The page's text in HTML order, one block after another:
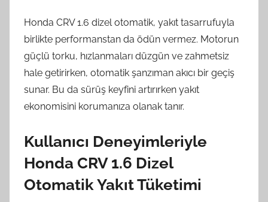
Honda CRV 1.6 dizel otomatik, yakıt tasarrufuyla
birlikte performanstan da ödün vermez. Motorun
güçlü torku, hızlanmaları düzgün ve zahmetsiz
hale getirirken, otomatik şanzıman akıcı bir geçiş
sunar. Bu da sürüş keyfini artırırken yakıt
ekonomisini korumanıza olanak tanır.
Kullanıcı Deneyimleriyle
Honda CRV 1.6 Dizel
Otomatik Yakıt Tüketimi